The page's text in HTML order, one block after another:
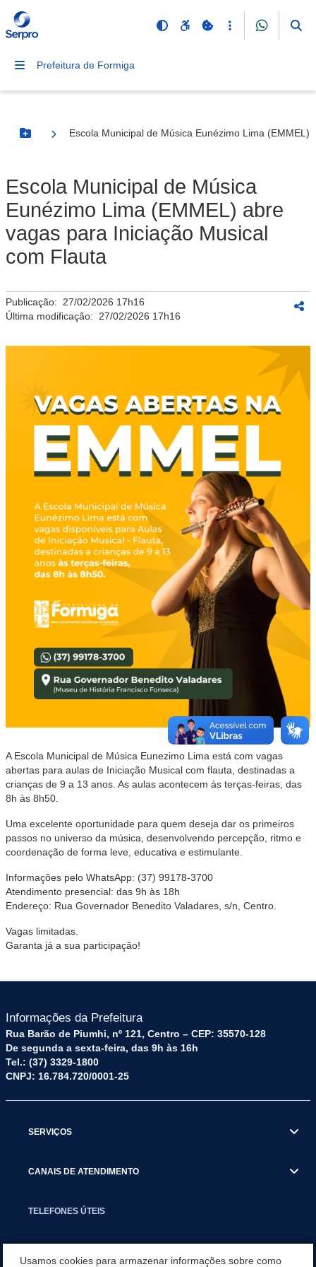
Prefeitura de Formiga
Botão Menu
Escola Municipal de Música Eunézimo Lima
Escola Municipal de Música
Eunézimo Lima (EMMEL) abre
vagas para Iniciação Musical
com Flauta
Publicação: 27/02/2026 17h16
Última modificação: 27/02/2026 17h16
A Escola Municipal de Música Eunezimo Lima está com vagas
abertas para aulas de Iniciação Musical com flauta, destinadas a
crianças de 9 a 13 anos. As aulas acontecem às terças-feiras, das
8h às 8h50.
Uma excelente oportunidade para quem deseja dar os primeiros
passos no universo da música, desenvolvendo percepção, ritmo e
coordenação de forma leve, educativa e estimulante.
Informações pelo WhatsApp: (37) 99178-3700
Atendimento presencial: das 9h às 18h
Endereço: Rua Governador Benedito Valadares, s/n, Centro.
Vagas limitadas.
Garanta já a sua participação!
Informações da Prefeitura
Rua Barão de Piumhi, nº 121, Centro – CEP: 35570-128
De segunda a sexta-feira, das 9h às 16h
Tel.: (37) 3329-1800
CNPJ: 16.784.720/0001-25
SERVIÇOS
CANAIS DE ATENDIMENTO
TELEFONES ÚTEIS
Usamos cookies para armazenar informações sobre como